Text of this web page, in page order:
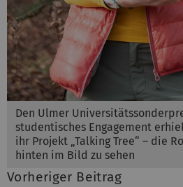
Den Ulmer
studentisches Engagement
ihr Projekt „Talking Tree“ – die
hinten im Bild zu sehen
Vorheriger Beitrag